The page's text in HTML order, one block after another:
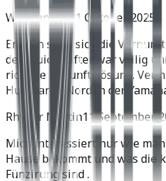
Wolfgang H.31 Oktober 2025
Endlich setzt sich die
den Quickshifter war völlig
richtige Zukunftslösung.
Husqvarna Norden der
Rhyner Martin11 September
Mich interessiert nur wie
Hause bekommt und was die
Fünzirung sind .